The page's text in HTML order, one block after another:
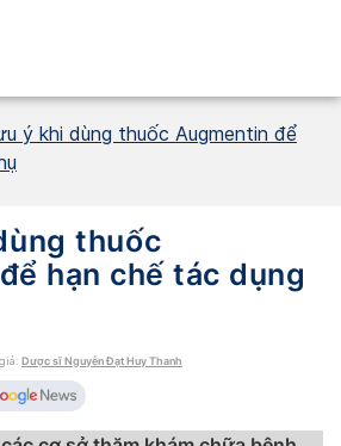
ý khi dùng thuốc Augmentin để
thuốc
hạn chế tác dụng
Dược sĩ Nguyễn Đạt Huy Thanh